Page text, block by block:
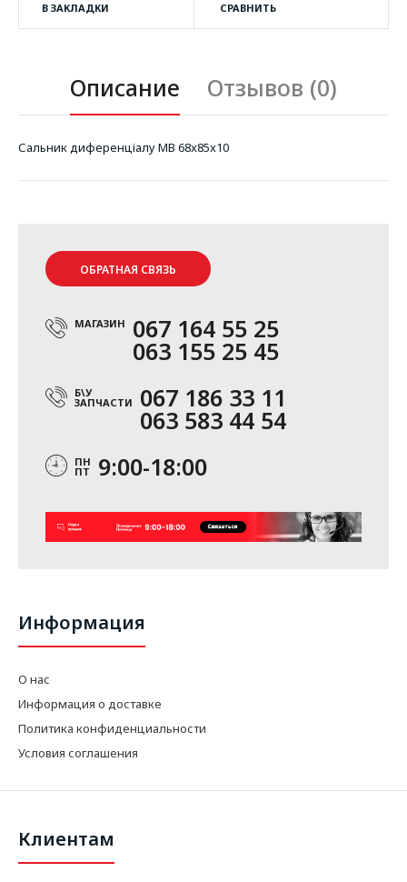
В ЗАКЛАДКИ СРАВНИТЬ
Описание Отзывов (0)
Сальник диференціалу MB 68x85x10
ОБРАТНАЯ СВЯЗЬ
МАГАЗИН 067 164 55 25
063 155 25 45
Б\У
ЗАПЧАСТИ 067 186 33 11
063 583 44 54
ПН
ПТ 9:00-18:00
Информация
О нас
Информация о доставке
Политика конфиденциальности
Условия соглашения
Клиентам